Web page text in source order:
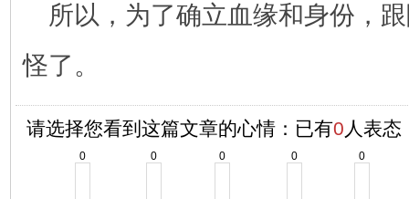
所以，为了确立血缘和身份，
怪了。
请选择您看到这篇文章的心情：已有0 人表态
0 0 0 0 0